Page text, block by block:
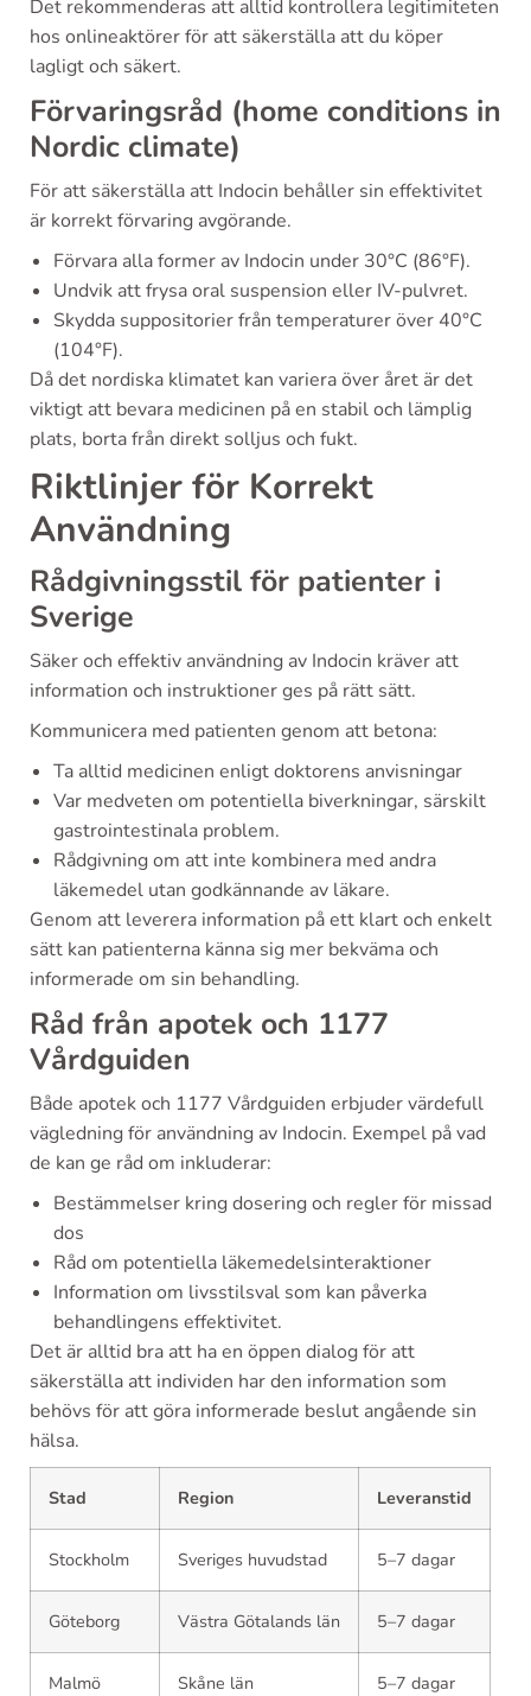
Det rekommenderas att alltid kontrollera legitimiteten
hos onlineaktörer för att säkerställa att du köper
lagligt och säkert.
Förvaringsråd (home conditions in
Nordic climate)
För att säkerställa att Indocin behåller sin effektivitet
är korrekt förvaring avgörande.
Förvara alla former av Indocin under 30°C (86°F).
Undvik att frysa oral suspension eller IV-pulvret.
Skydda suppositorier från temperaturer över 40°C
(104°F).
Då det nordiska klimatet kan variera över året är det
viktigt att bevara medicinen på en stabil och lämplig
plats, borta från direkt solljus och fukt.
Riktlinjer för Korrekt
Användning
Rådgivningsstil för patienter i
Sverige
Säker och effektiv användning av Indocin kräver att
information och instruktioner ges på rätt sätt.
Kommunicera med patienten genom att betona:
Ta alltid medicinen enligt doktorens anvisningar
Var medveten om potentiella biverkningar, särskilt
gastrointestinala problem.
Rådgivning om att inte kombinera med andra
läkemedel utan godkännande av läkare.
Genom att leverera information på ett klart och enkelt
sätt kan patienterna känna sig mer bekväma och
informerade om sin behandling.
Råd från apotek och 1177
Vårdguiden
Både apotek och 1177 Vårdguiden erbjuder värdefull
vägledning för användning av Indocin. Exempel på vad
de kan ge råd om inkluderar:
Bestämmelser kring dosering och regler för missad
dos
Råd om potentiella läkemedelsinteraktioner
Information om livsstilsval som kan påverka
behandlingens effektivitet.
Det är alltid bra att ha en öppen dialog för att
säkerställa att individen har den information som
behövs för att göra informerade beslut angående sin
hälsa.
Stad Region Leveranstid
Stockholm Sveriges huvudstad 5–7 dagar
Göteborg Västra Götalands län 5–7 dagar
Malmö Skåne län 5–7 dagar